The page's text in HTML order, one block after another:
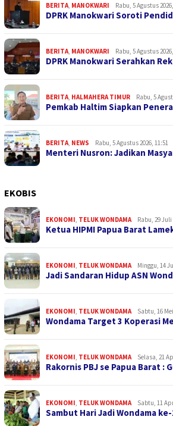
BERITA MANOKWARI Rabu, 5 Agustus
DPRK Manokwari Soroti
BERITA MANOKWARI Rabu, 5 Agustus
DPRK Manokwari Serahkan
BERITA HALMAHERA TIMUR Rabu, 5
Pemkab Haltim Siapkan
BERITA NEWS Rabu, 5 Agustus 2026, 11:51
Menteri Nusron: Jadikan
EKOBIS
EKONOMI TELUK WONDAMA Rabu, 29 Juli
Ketua HIPMI Papua Barat
EKONOMI TELUK WONDAMA Minggu, 14
Jadi Sandaran Hidup ASN
EKONOMI TELUK WONDAMA Sabtu, 16
Wondama Target 3 Koperasi
EKONOMI TELUK WONDAMA Selasa, 21
Rakornis PBJ se Papua Barat :
EKONOMI TELUK WONDAMA Sabtu, 11
Sambut Hari Jadi Wondama